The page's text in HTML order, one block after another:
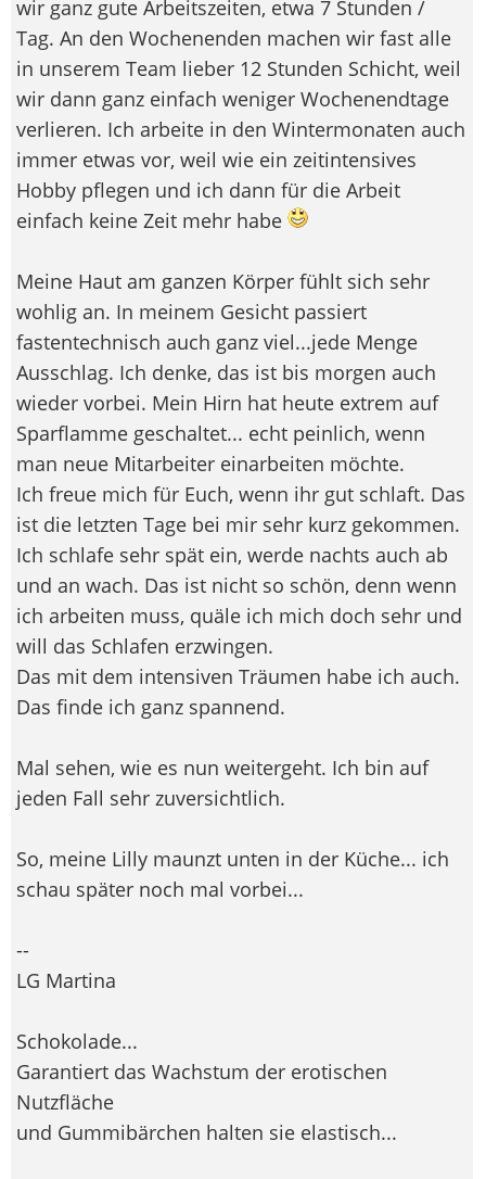
wir ganz gute Arbeitszeiten, etwa 7 Stunden /
Tag. An den Wochenenden machen wir fast alle
in unserem Team lieber 12 Stunden Schicht, weil
wir dann ganz einfach weniger Wochenendtage
verlieren. Ich arbeite in den Wintermonaten auch
immer etwas vor, weil wie ein zeitintensives
Hobby pflegen und ich dann für die Arbeit
einfach keine Zeit mehr habe
Meine Haut am ganzen Körper fühlt sich sehr
wohlig an. In meinem Gesicht passiert
fastentechnisch auch ganz viel...jede Menge
Ausschlag. Ich denke, das ist bis morgen auch
wieder vorbei. Mein Hirn hat heute extrem auf
Sparflamme geschaltet... echt peinlich, wenn
man neue Mitarbeiter einarbeiten möchte.
Ich freue mich für Euch, wenn ihr gut schlaft. Das
ist die letzten Tage bei mir sehr kurz gekommen.
Ich schlafe sehr spät ein, werde nachts auch ab
und an wach. Das ist nicht so schön, denn wenn
ich arbeiten muss, quäle ich mich doch sehr und
will das Schlafen erzwingen.
Das mit dem intensiven Träumen habe ich auch.
Das finde ich ganz spannend.
Mal sehen, wie es nun weitergeht. Ich bin auf
jeden Fall sehr zuversichtlich.
So, meine Lilly maunzt unten in der Küche... ich
schau später noch mal vorbei...
--
LG Martina
Schokolade...
Garantiert das Wachstum der erotischen
Nutzfläche
und Gummibärchen halten sie elastisch...